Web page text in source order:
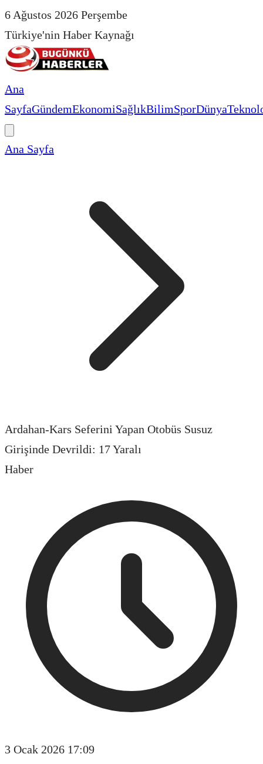
6 Ağustos 2026 Perşembe
Türkiye'nin Haber Kaynağı
Ana
SayfaGündemEkonomiSağlıkBilimSporDünya
Ana Sayfa
Ardahan-Kars Seferini Yapan Otobüs Susuz
Girişinde Devrildi: 17 Yaralı
Haber
3 Ocak 2026 17:09